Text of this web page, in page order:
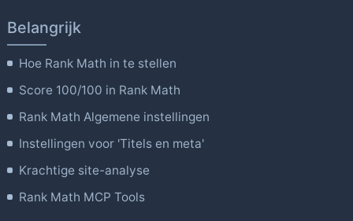
Belangrijk
Hoe Rank Math in te stellen
Score 100/100 in Rank Math
Rank Math Algemene instellingen
Instellingen voor 'Titels en meta'
Krachtige site-analyse
Rank Math MCP Tools